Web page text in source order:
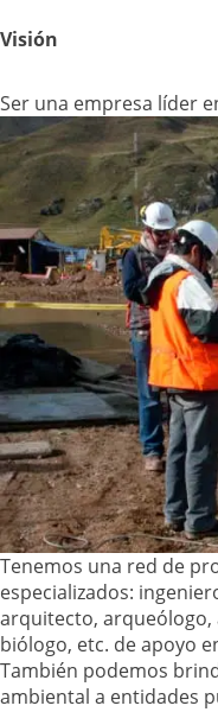
Visión
Ser una empresa líder
Tenemos una red de
especializados:
arquitecto,
biólogo, etc. de apoyo
También podemos
ambiental a entidades